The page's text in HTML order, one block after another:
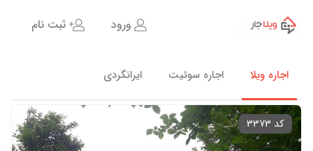
اجاره ویلا اجاره سوئیت ایرانگردی
ورود ثبت نام
کد 3373